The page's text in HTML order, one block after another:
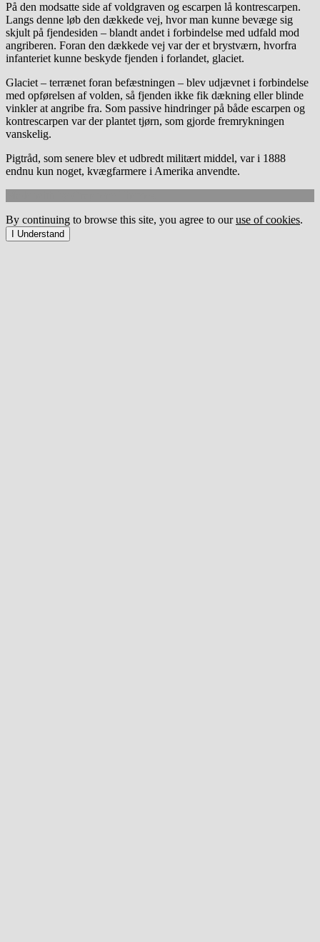
På den modsatte side af voldgraven og escarpen lå kontrescarpen.
Langs denne løb den dækkede vej, hvor man kunne bevæge sig
skjult på fjendesiden – blandt andet i forbindelse med udfald mod
angriberen. Foran den dækkede vej var der et brystværn, hvorfra
infanteriet kunne beskyde fjenden i forlandet, glaciet.
Glaciet – terrænet foran befæstningen – blev udjævnet i forbindelse
med opførelsen af volden, så fjenden ikke fik dækning eller blinde
vinkler at angribe fra. Som passive hindringer på både escarpen og
kontrescarpen var der plantet tjørn, som gjorde fremrykningen
vanskelig.
Pigtråd, som senere blev et udbredt militært middel, var i 1888
endnu kun noget, kvægfarmere i Amerika anvendte.
By continuing to browse this site, you agree to ouruse of cookies.
I Understand